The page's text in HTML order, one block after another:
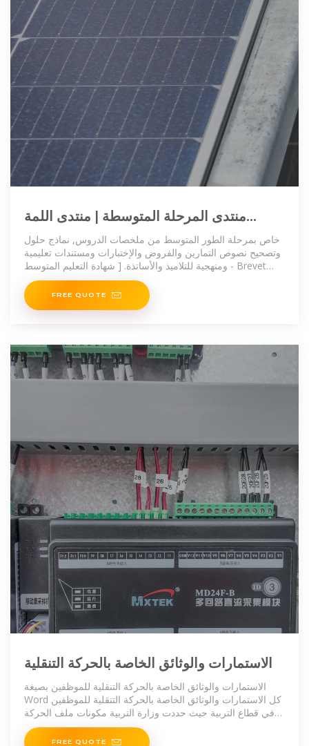
منتدى المرحلة المتوسطة | منتدى اللمة
الجزائرية
خاص بمرحلة الطور المتوسط من ملخصات الدروس, نماذج حلول
وتصحيح نصوص التمارين والفروض والإختبارات ومستندات تعليمية
ومنهجية للتلاميذ والأساتذة. [ شهادة التعليم المتوسط - Brevet
d''Enseignement Moyen / BEM ]
FREE QUOTE
الاستمارات والوثائق الخاصة بالحركة التنقلية
الاستمارات والوثائق الخاصة بالحركة التنقلية للموظفين بصيغة
Word كل الاستمارات والوثائق الخاصة بالحركة التنقلية للموظفين
في قطاع التربية حيث حددت وزارة التربية مكونات ملف الحركة
التنقلية ، مع تحديد قائمة خاصة بعدد
FREE QUOTE